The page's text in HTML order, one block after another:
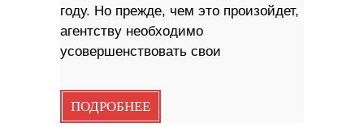
году. Но прежде, чем это произойдет,
агентству необходимо
усовершенствовать свои
ПОДРОБНЕЕ